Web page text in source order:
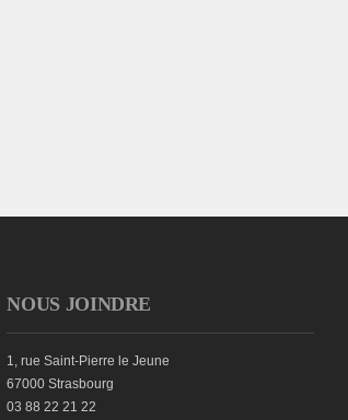
NOUS JOINDRE
1, rue Saint-Pierre le Jeune
67000 Strasbourg
03 88 22 21 22